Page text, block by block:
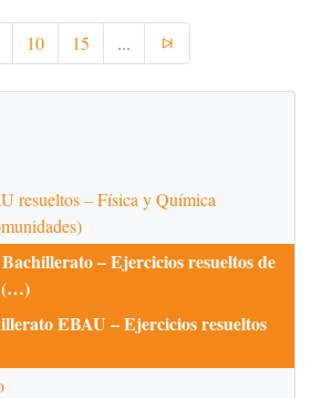
10 15 ...
resueltos – Física y Química
– Ejercicios resueltos de
(…)
EBAU – Ejercicios resueltos